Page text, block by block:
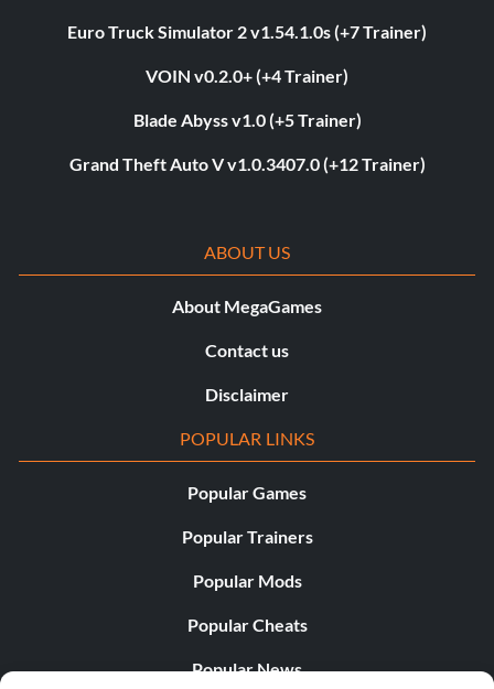
Euro Truck Simulator 2 v1.54.1.0s (+7 Trainer)
VOIN v0.2.0+ (+4 Trainer)
Blade Abyss v1.0 (+5 Trainer)
Grand Theft Auto V v1.0.3407.0 (+12 Trainer)
ABOUT US
About MegaGames
Contact us
Disclaimer
POPULAR LINKS
Popular Games
Popular Trainers
Popular Mods
Popular Cheats
Popular News